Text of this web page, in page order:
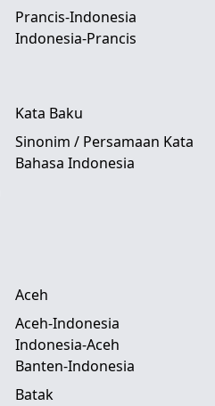
Prancis-Indonesia
Indonesia-Prancis
Kata Baku
Sinonim / Persamaan Kata
Bahasa Indonesia
Aceh
Aceh-Indonesia
Indonesia-Aceh
Banten-Indonesia
Batak